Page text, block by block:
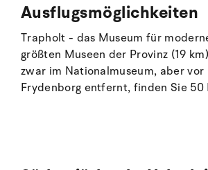
Ausflugsmöglichkeiten
Trapholt - das Museum für
größten Museen der Provinz (19
zwar im Nationalmuseum, aber
Frydenborg entfernt, finden Sie